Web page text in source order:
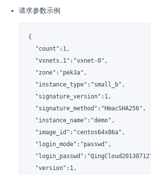
请求参数示例
{
  "count":1,
  "vxnets.1":"vxnet-0",
  "zone":"pek3a",
  "instance_type":"small_b",
  "signature_version":1,
  "signature_method":"HmacSHA256",
  "instance_name":"demo",
  "image_id":"centos64x86a",
  "login_mode":"passwd",
  "version":1,